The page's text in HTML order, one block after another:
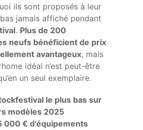
ils sont proposés à leur
jamais affiché pendant
. Plus de 200
neufs bénéficient de prix
avantageux, mais
idéal n’est peut-être
un seul exemplaire.
le plus bas sur
modèles 2025
000 € d’équipements